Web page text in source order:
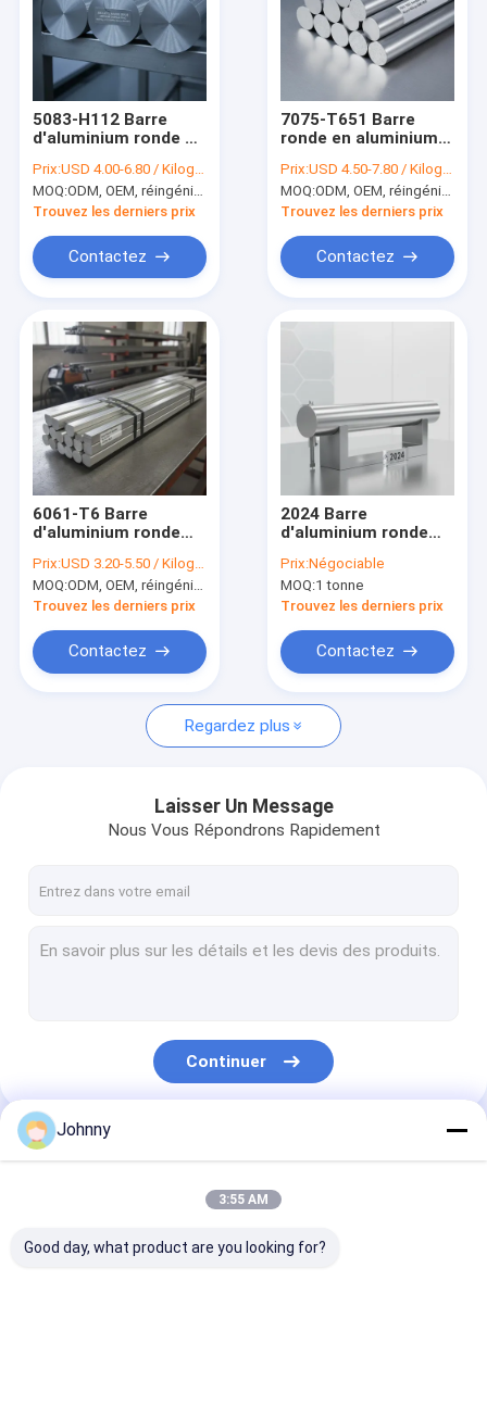
Produits
Vidéos
À propos de nous
Visite de l'usine
Nous contacter
Nouvelles
tube carré d'acier inoxydable
Tube rectangulaire d'acier inoxydable
Bobine d'acier inoxydable 304 1/2H 3/4H H
Coils en acier inoxydable de type 301 1/2H 3/4H H
5083-H112 Barre
d'aluminium ronde de
résistante à la
corrosion par l'eau
de mer, haute teneur
température H112
pour la construction
Prix:USD 4.00-6.80 / Kilogram
MOQ:ODM, OEM, réingénierie logicielle
Trouvez les derniers prix
Contactez
7075-T651 Barre
ronde en aluminium
qualité aérospatiale
pour pièces
structurelles
Prix:USD 4.50-7.80 / Kilogram
MOQ:ODM, OEM, réingénierie logicielle
Trouvez les derniers prix
Contactez
6061-T6 Barre
d'aluminium ronde
magnésium pour les
applications de
soudage structurel
Prix:USD 3.20-5.50 / Kilogram
MOQ:ODM, OEM, réingénierie logicielle
Trouvez les derniers prix
Contactez
2024 Barre
d'aluminium ronde
des structures
aérospatiales
résistance à la
usinage de précision
Prix:Négociable
MOQ:1 tonne
Trouvez les derniers prix
Contactez
Regardez plus
Laisser Un Message
Nous Vous Répondrons Rapidement
Continuer
Nos Catégories
Johnny
3:55 AM
Good day, what product are you looking for?